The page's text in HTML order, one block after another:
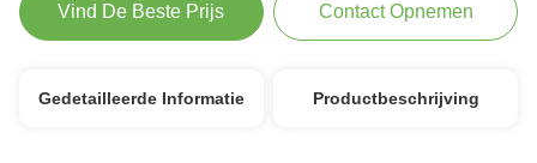
Vind De Beste Prijs Contact Opnemen
Gedetailleerde Informatie Productbeschrijving